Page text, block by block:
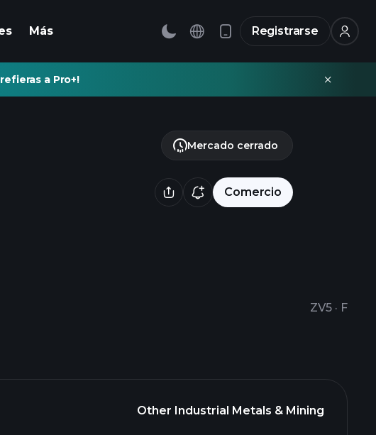
Más Registrarse
a Pro+!
Comercio
ZV5 · F
Mercado cerrado
Other Industrial Metals & Mining